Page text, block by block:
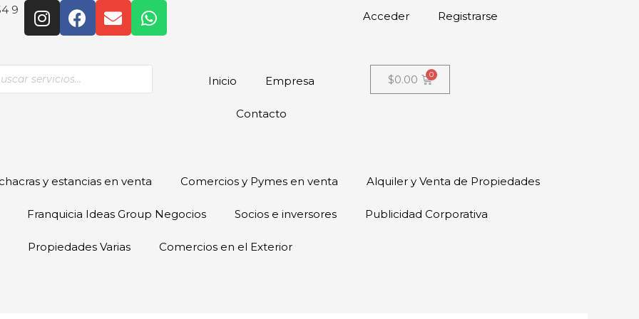
9 Acceder Registrarse
Inicio Empresa
Contacto
$0.00
y estancias en venta Comercios y Pymes en venta Alquiler y Venta de Propiedades
Franquicia Ideas Group Negocios Socios e inversores Publicidad Corporativa
Propiedades Varias Comercios en el Exterior